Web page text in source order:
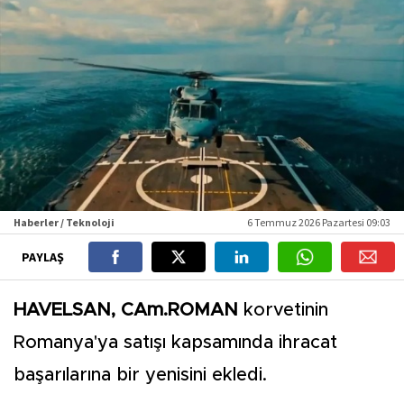
Haberler / Teknoloji 6 Temmuz 2026 Pazartesi 09:03
PAYLAŞ
HAVELSAN, CAm.ROMAN
korvetinin
Romanya'ya satışı kapsamında ihracat
başarılarına bir yenisini ekledi.